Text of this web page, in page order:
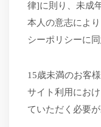
律]に則り、未成
本人の意志によ
シーポリシーに
15歳未満のお客
サイト利用にお
ていただく必要が